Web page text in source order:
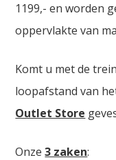
1199,- en worden
oppervlakte van
Komt u met de
loopafstand van
Outlet Store
Onze3 zaken: